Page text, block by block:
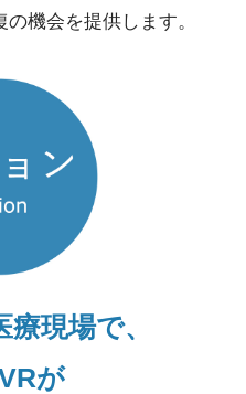
機会を提供します。
療現場で、
が